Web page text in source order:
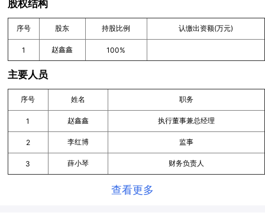
股权结构
序号 股东 持股比例 认缴出资额(万元)
1 赵鑫鑫 100%
主要人员
序号 姓名 职务
1 赵鑫鑫 执行董事兼总经理
2 李红博 监事
3 薛小琴 财务负责人
查看更多